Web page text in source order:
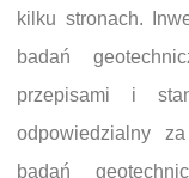
kilku stronach.
badań
przepisami i
odpowiedzialny
badań